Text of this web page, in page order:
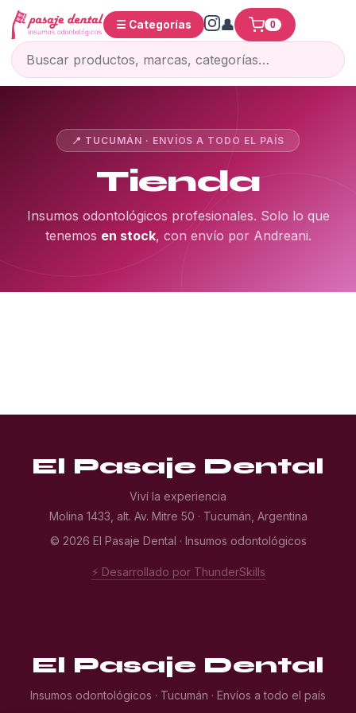
☰ Categorías 0
📍 TUCUMÁN · ENVÍOS A TODO EL PAÍS
Tienda
Insumos odontológicos profesionales. Solo lo que
tenemos en stock, con envío por Andreani.
El Pasaje Dental
Viví la experiencia
Molina 1433, alt. Av. Mitre 50 · Tucumán, Argentina
© 2026 El Pasaje Dental · Insumos odontológicos
⚡ Desarrollado por ThunderSkills
El Pasaje Dental
Insumos odontológicos · Tucumán · Envíos a todo el país